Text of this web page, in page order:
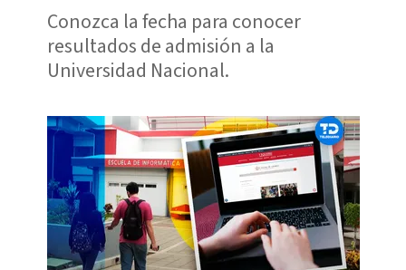
Conozca la fecha para conocer
resultados de admisión a la
Universidad Nacional.